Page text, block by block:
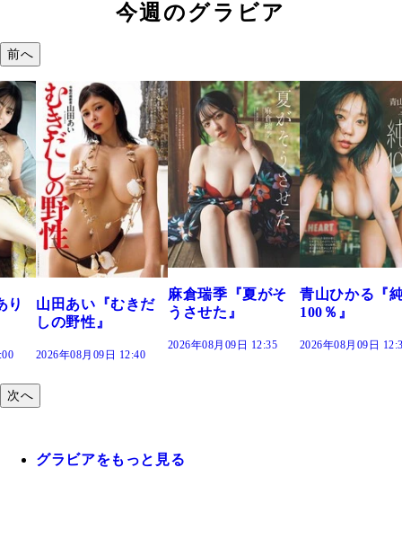
今週のグラビア
前へ
だ
麻倉瑞季『夏がそ
うさせた』
青山ひかる『純度
100％』
2026年08月09日 12:30
溝端 葵『もう
つの、あおい
で。』
2026年08月09日
次へ
グラビアをもっと見る